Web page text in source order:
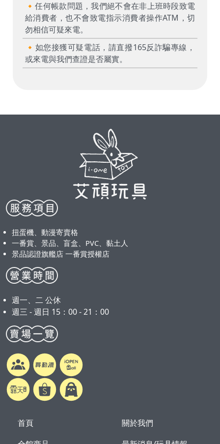
🔸任何帳款問題，我們絕不會在非上班時段致電
給消費者，也不會致電指示消費者操作ATM，切
勿相信可疑來電。
🔸如您接獲可疑電話，請直撥165反詐騙專線，
或來電與我們查證是否屬實。
扭蛋機、動漫寄賣格
一番賞、景品、盲盒、PVC、黏土人
景品認證旗艦店 一番賞授權店
週一、二 公休
週三 - 週日 15：00 - 21：00
首頁
關於我們